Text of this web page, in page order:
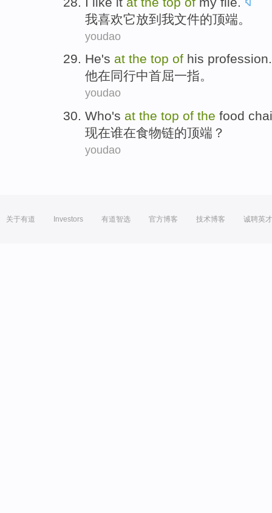
我喜欢它放到我文件的顶端 。
youdao
He's at the top of his profession.
他在同行中首屈一指。
youdao
Who's at the top of the food
现在谁在食物链的顶端 ？
youdao
关于有道 Investors 有道智选 官方博客 技术博客 诚聘英才